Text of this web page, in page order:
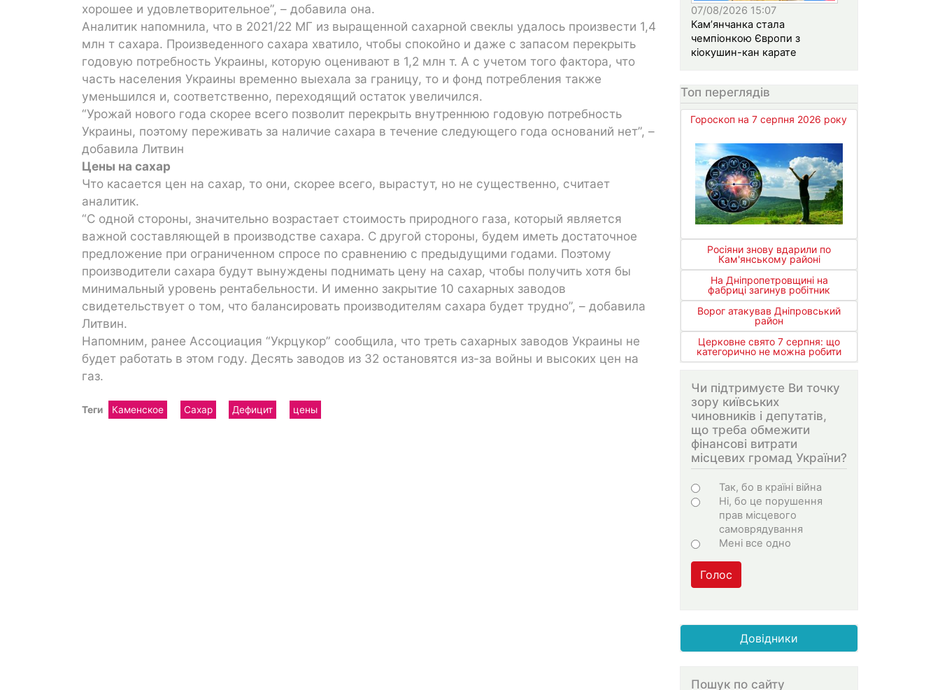
хорошее и удовлетворительное”, – добавила она.
Аналитик напомнила, что в 2021/22 МГ из выращенной сахарной свеклы удалось произвести 1,4
млн т сахара. Произведенного сахара хватило, чтобы спокойно и даже с запасом перекрыть
годовую потребность Украины, которую оценивают в 1,2 млн т. А с учетом того фактора, что
часть населения Украины временно выехала за границу, то и фонд потребления также
уменьшился и, соответственно, переходящий остаток увеличился.
“Урожай нового года скорее всего позволит перекрыть внутреннюю годовую потребность
Украины, поэтому переживать за наличие сахара в течение следующего года оснований нет”, –
добавила Литвин
Цены на сахар
Что касается цен на сахар, то они, скорее всего, вырастут, но не существенно, считает
аналитик.
“С одной стороны, значительно возрастает стоимость природного газа, который является
важной составляющей в производстве сахара. С другой стороны, будем иметь достаточное
предложение при ограниченном спросе по сравнению с предыдущими годами. Поэтому
производители сахара будут вынуждены поднимать цену на сахар, чтобы получить хотя бы
минимальный уровень рентабельности. И именно закрытие 10 сахарных заводов
свидетельствует о том, что балансировать производителям сахара будет трудно”, – добавила
Литвин.
Напомним, ранее Ассоциация “Укрцукор” сообщила, что треть сахарных заводов Украины не
будет работать в этом году. Десять заводов из 32 остановятся из-за войны и высоких цен на
газ.
Теги Каменское Сахар Дефицит цены
07/08/2026 15:07
Кам’янчанка стала
чемпіонкою Європи з
кіокушин-кан карате
Топ переглядів
Гороскоп на 7 серпня 2026 року
Росіяни знову вдарили по
Кам'янському районі
На Дніпропетровщині на
фабриці загинув робітник
Ворог атакував Дніпровський
район
Церковне свято 7 серпня: що
категорично не можна робити
Чи підтримуєте Ви точку
зору київських
чиновників і депутатів,
що треба обмежити
фінансові витрати
місцевих громад України?
Choices
Так, бо в країні війна
Ні, бо це порушення
прав місцевого
самоврядування
Мені все одно
Голос
Довідники
Пошук по сайту